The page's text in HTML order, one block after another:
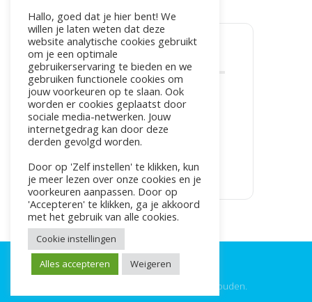
DEEL DIT EVENEMENT
©2025 Live4Fit. Alle rechten voorbehouden.
Hallo, goed dat je hier bent! We
willen je laten weten dat deze
website analytische cookies gebruikt
om je een optimale
gebruikerservaring te bieden en we
gebruiken functionele cookies om
jouw voorkeuren op te slaan. Ook
worden er cookies geplaatst door
sociale media-netwerken. Jouw
internetgedrag kan door deze
derden gevolgd worden.
Door op 'Zelf instellen' te klikken, kun
je meer lezen over onze cookies en je
voorkeuren aanpassen. Door op
'Accepteren' te klikken, ga je akkoord
met het gebruik van alle cookies.
Cookie instellingen
Alles accepteren
Weigeren